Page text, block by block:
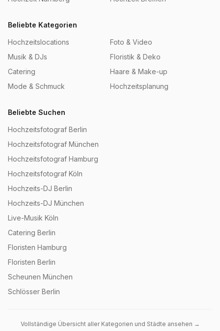
Beliebte Kategorien
Hochzeitslocations
Foto & Video
Musik & DJs
Floristik & Deko
Catering
Haare & Make-up
Mode & Schmuck
Hochzeitsplanung
Beliebte Suchen
Hochzeitsfotograf Berlin
Hochzeitsfotograf München
Hochzeitsfotograf Hamburg
Hochzeitsfotograf Köln
Hochzeits-DJ Berlin
Hochzeits-DJ München
Live-Musik Köln
Catering Berlin
Floristen Hamburg
Floristen Berlin
Scheunen München
Schlösser Berlin
Vollständige Übersicht aller Kategorien und Städte ansehen →